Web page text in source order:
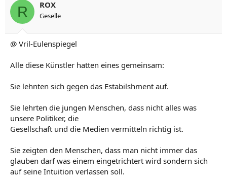
R ROX
Geselle
@ Vril-Eulenspiegel
Alle diese Künstler hatten eines gemeinsam:
Sie lehnten sich gegen das Estabilshment auf.
Sie lehrten die jungen Menschen, dass nicht alles was
unsere Politiker, die
Gesellschaft und die Medien vermitteln richtig ist.
Sie zeigten den Menschen, dass man nicht immer das
glauben darf was einem eingetrichtert wird sondern sich
auf seine Intuition verlassen soll.